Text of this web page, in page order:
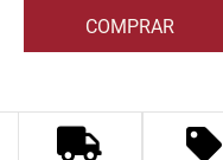
COMPRAR